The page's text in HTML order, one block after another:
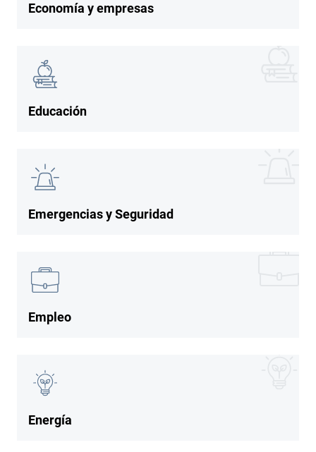
Economía y empresas
Imagen
Educación
Imagen
Imagen
Emergencias y Seguridad
Imagen
Imagen
Empleo
Imagen
Imagen
Energía
Imagen